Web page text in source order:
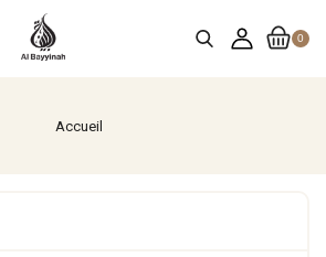
0
Accueil